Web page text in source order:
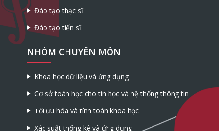
Đào tạo thạc sĩ
Đào tạo tiến sĩ
NHÓM CHUYÊN MÔN
Khoa học dữ liệu và ứng dụng
Cơ sở toán học cho tin học và hệ thống thông tin
Tối ưu hóa và tính toán khoa học
Xác suất thống kê và ứng dụng